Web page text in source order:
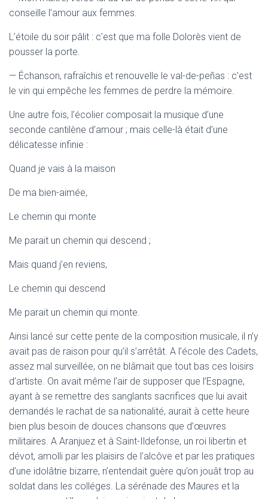
conseille l’amour aux femmes.
L’étoile du soir pâlit : c’est que ma folle Dolorès vient de
pousser la porte.
— Échanson, rafraîchis et renouvelle le val-de-peñas : c’est
le vin qui empêche les femmes de perdre la mémoire.
Une autre fois, l’écolier composait la musique d’une
seconde cantilène d’amour ; mais celle-là était d’une
délicatesse infinie :
Quand je vais à la maison
De ma bien-aimée,
Le chemin qui monte
Me parait un chemin qui descend ;
Mais quand j’en reviens,
Le chemin qui descend
Me parait un chemin qui monte.
Ainsi lancé sur cette pente de la composition musicale, il n’y
avait pas de raison pour qu’il s’arrêtât. A l’école des Cadets,
assez mal surveillée, on ne blâmait que tout bas ces loisirs
d’artiste. On avait même l’air de supposer que l’Espagne,
ayant à se remettre des sanglants sacrifices que lui avait
demandés le rachat de sa nationalité, aurait à cette heure
bien plus besoin de douces chansons que d’œuvres
militaires. A Aranjuez et à Saint-Ildefonse, un roi libertin et
dévot, amolli par les plaisirs de l’alcôve et par les pratiques
d’une idolâtrie bizarre, n’entendait guère qu’on jouât trop au
soldat dans les colléges. La sérénade des Maures et la